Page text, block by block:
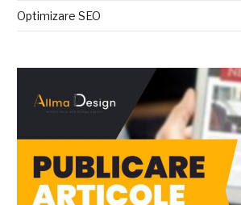
Optimizare SEO